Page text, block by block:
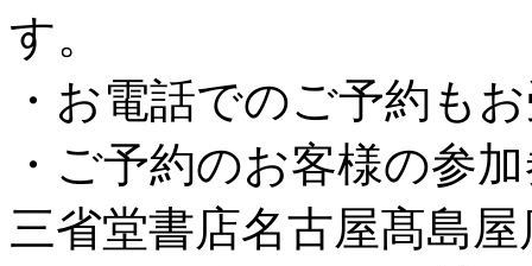
す。
・お電話でのご予約も
・ご予約のお客様の参
三省堂書店名古屋髙島